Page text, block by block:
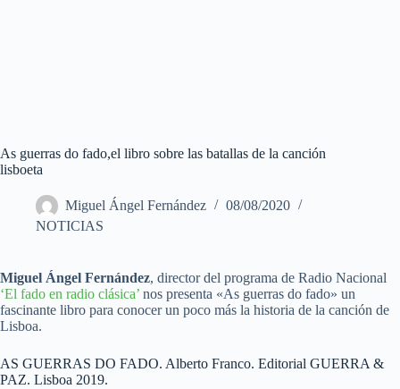
As guerras do fado,el libro sobre las batallas de la canción
lisboeta
Miguel Ángel Fernández
08/08/2020
NOTICIAS
Miguel Ángel Fernández, director del programa de Radio Nacional
‘El fado en radio clásica’ nos presenta «As guerras do fado» un
fascinante libro para conocer un poco más la historia de la canción de
Lisboa.
AS GUERRAS DO FADO. Alberto Franco. Editorial GUERRA &
PAZ. Lisboa 2019.